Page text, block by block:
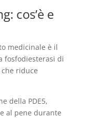
cos’è e
medicinale è il
fosfodiesterasi di
che riduce
della PDE5,
al pene durante